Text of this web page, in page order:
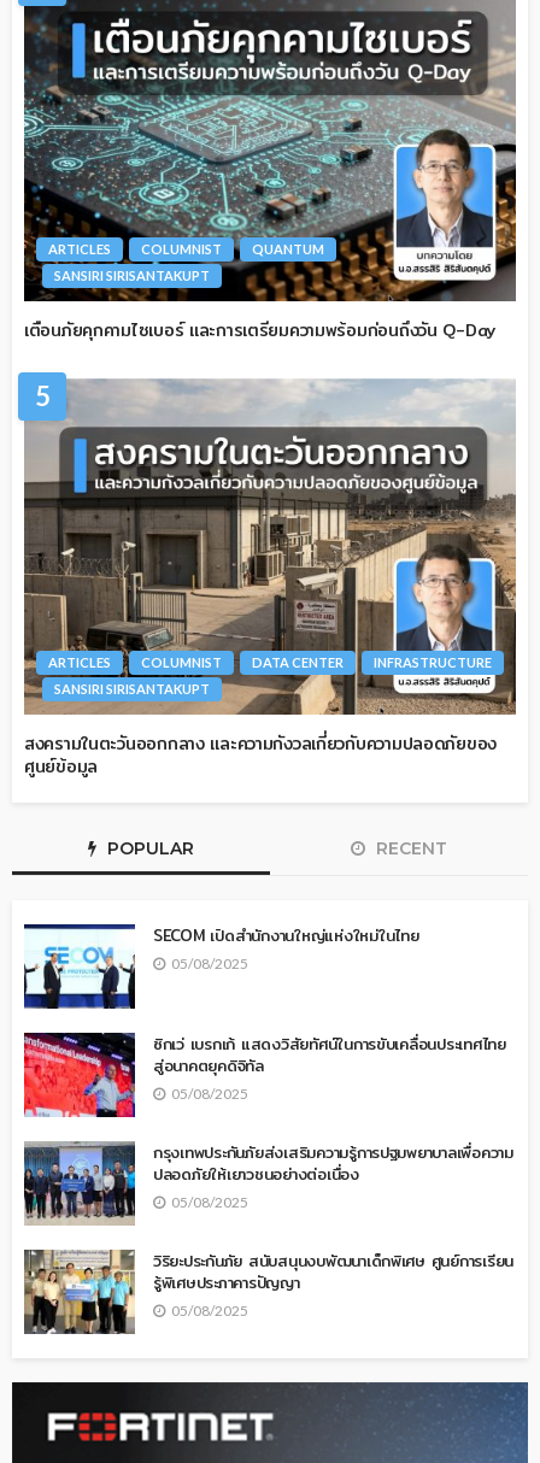
ARTICLES COLUMNIST
QUANTUM
SANSIRI SIRISANTAKUPT
เตือนภัยคุกคามไซเบอร์ และการเตรียมความพร้อมก่อนถึงวัน Q-Day
5
ARTICLES COLUMNIST DATA CENTER
INFRASTRUCTURE
SANSIRI SIRISANTAKUPT
สงครามในตะวันออกกลาง และความกังวลเกี่ยวกับความปลอดภัยของ
ศูนย์ข้อมูล
POPULAR RECENT
SECOM เปิดสำนักงานใหญ่แห่งใหม่ในไทย
05/08/2025
ซิกเว่ เบรกเก้ แสดงวิสัยทัศน์ในการขับเคลื่อนประเทศไทย
สู่อนาคตยุคดิจิทัล
05/08/2025
กรุงเทพประกันภัยส่งเสริมความรู้การปฐมพยาบาลเพื่อความ
ปลอดภัยให้เยาวชนอย่างต่อเนื่อง
05/08/2025
วิริยะประกันภัย สนับสนุนงบพัฒนาเด็กพิเศษ ศูนย์การเรียน
รู้พิเศษประภาคารปัญญา
05/08/2025